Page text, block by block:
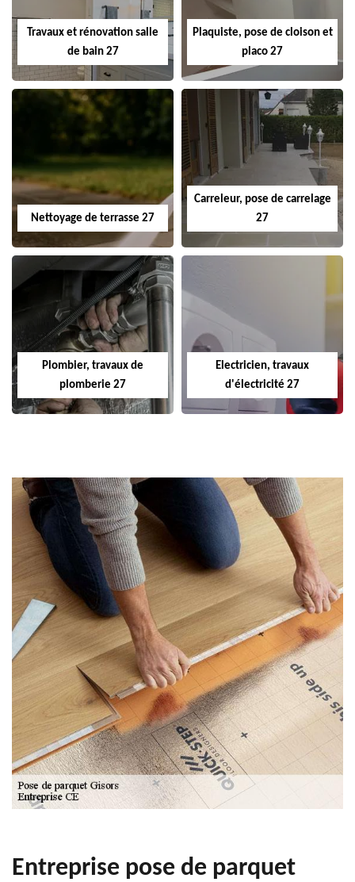
Travaux et rénovation salle
de bain 27
Plaquiste, pose de cloison et
placo 27
Nettoyage de terrasse 27
Carreleur, pose de carrelage
27
Plombier, travaux de
plomberie 27
Electricien, travaux
d'électricité 27
Entreprise pose de parquet